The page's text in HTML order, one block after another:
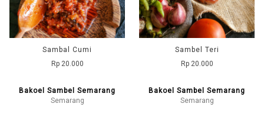
Sambal Cumi
Rp 20.000
Bakoel Sambel Semarang
Semarang
Sambel Teri
Rp 20.000
Bakoel Sambel Semarang
Semarang